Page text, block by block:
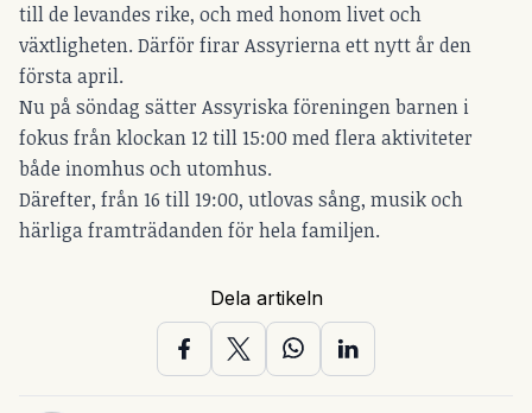
till de levandes rike, och med honom livet och
växtligheten. Därför firar Assyrierna ett nytt år den
första april.
Nu på söndag sätter Assyriska föreningen barnen i
fokus från klockan 12 till 15:00 med flera aktiviteter
både inomhus och utomhus.
Därefter, från 16 till 19:00, utlovas sång, musik och
härliga framträdanden för hela familjen.
Dela artikeln